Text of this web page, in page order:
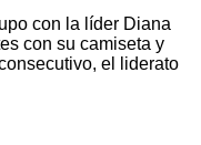
con la líder Diana
con su camiseta y
el liderato